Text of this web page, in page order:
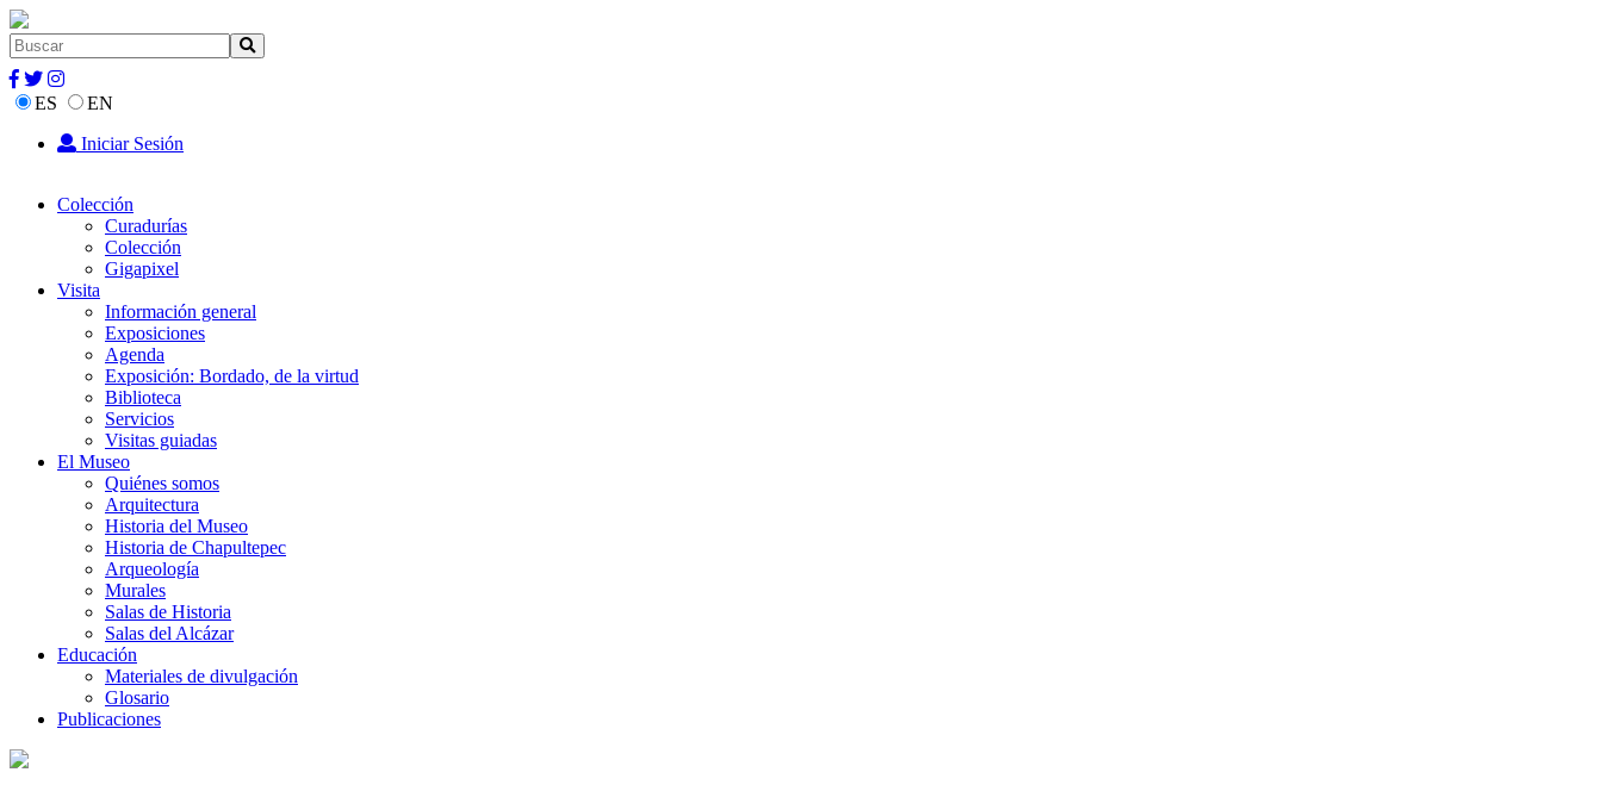
ES
EN
Iniciar Sesión
Colección
Curadurías
Colección
Gigapixel
Visita
Información general
Exposiciones
Agenda
Exposición: Bordado, de la virtud
Biblioteca
Servicios
Visitas guiadas
El Museo
Quiénes somos
Arquitectura
Historia del Museo
Historia de Chapultepec
Arqueología
Murales
Salas de Historia
Salas del Alcázar
Educación
Materiales de divulgación
Glosario
Publicaciones